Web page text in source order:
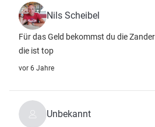
Nils Scheibel
Für das Geld bekommst du die
die ist top
vor 6 Jahre
Unbekannt